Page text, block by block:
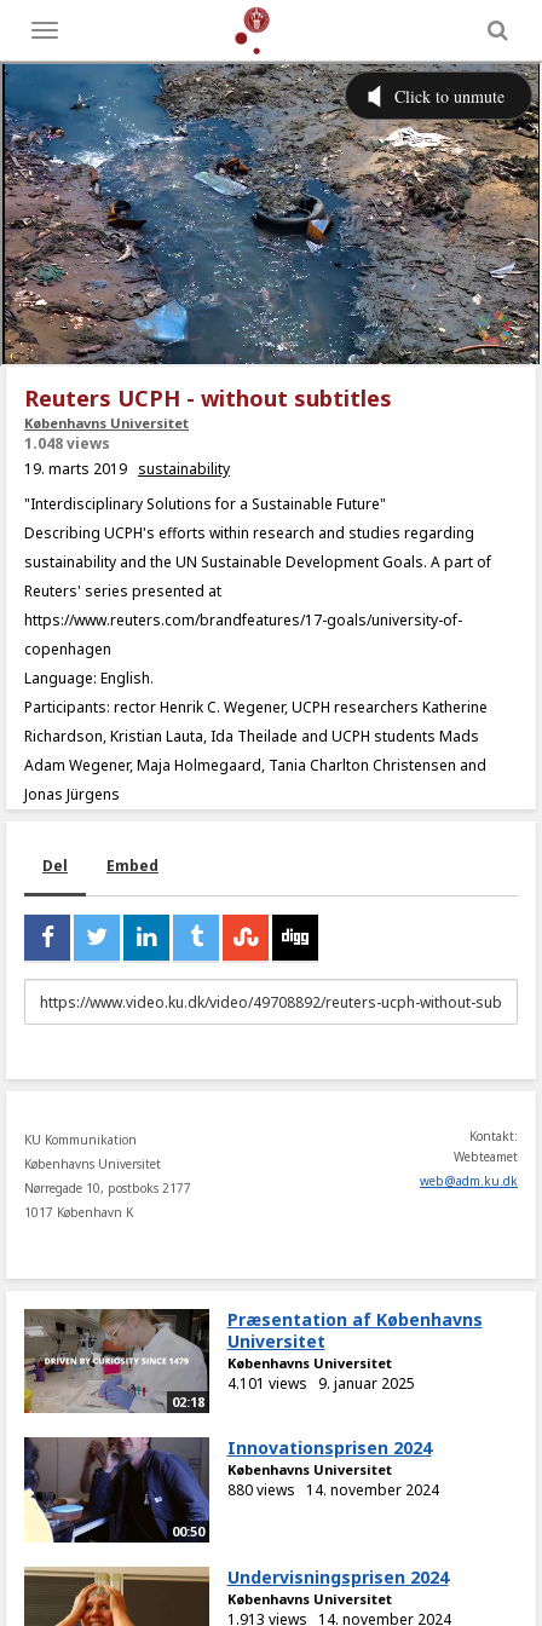
Toggle
menu
Reuters UCPH - without subtitles
Københavns Universitet
1.048 views
19. marts 2019 sustainability
"Interdisciplinary Solutions for a Sustainable Future"
Describing UCPH's efforts within research and studies regarding
sustainability and the UN Sustainable Development Goals. A part of
Reuters' series presented at
https://www.reuters.com/brandfeatures/17-goals/university-of-
copenhagen
Language: English.
Participants: rector Henrik C. Wegener, UCPH researchers Katherine
Richardson, Kristian Lauta, Ida Theilade and UCPH students Mads
Adam Wegener, Maja Holmegaard, Tania Charlton Christensen and
Jonas Jürgens
Del Embed
URL
to
KU Kommunikation
Københavns Universitet
Nørregade 10, postboks 2177
1017 København K
Kontakt:
Webteamet
web@adm.ku.dk
02:18
Præsentation af Københavns
Universitet
Københavns Universitet
4.101 views 9. januar 2025
00:50
Innovationsprisen 2024
Københavns Universitet
880 views 14. november 2024
Undervisningsprisen 2024
Københavns Universitet
1.913 views 14. november 2024